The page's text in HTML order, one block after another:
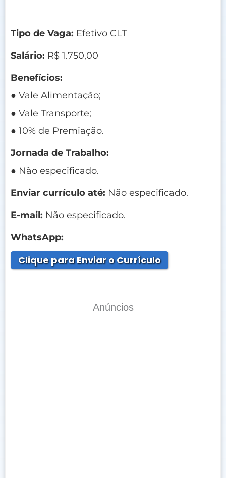
Tipo de Vaga: Efetivo CLT
Salário: R$ 1.750,00
Benefícios:
● Vale Alimentação;
● Vale Transporte;
● 10% de Premiação.
Jornada de Trabalho:
● Não especificado.
Enviar currículo até: Não especificado.
E-mail: Não especificado.
WhatsApp:
Clique para Enviar o Currículo
Anúncios